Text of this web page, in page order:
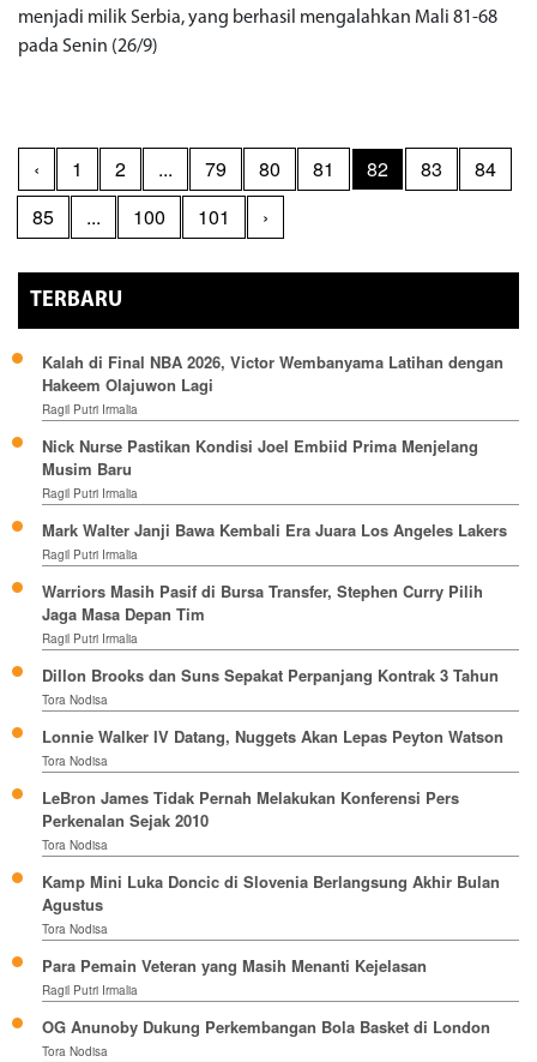
menjadi milik Serbia, yang berhasil mengalahkan Mali 81-68
pada Senin (26/9)
‹ 1 2 ... 79 80 81 82 83
84
85
... 100 101 ›
TERBARU
Kalah di Final NBA 2026, Victor Wembanyama Latihan dengan
Hakeem Olajuwon Lagi
Ragil Putri Irmalia
Nick Nurse Pastikan Kondisi Joel Embiid Prima Menjelang
Musim Baru
Ragil Putri Irmalia
Mark Walter Janji Bawa Kembali Era Juara Los Angeles Lakers
Ragil Putri Irmalia
Warriors Masih Pasif di Bursa Transfer, Stephen Curry Pilih
Jaga Masa Depan Tim
Ragil Putri Irmalia
Dillon Brooks dan Suns Sepakat Perpanjang Kontrak 3 Tahun
Tora Nodisa
Lonnie Walker IV Datang, Nuggets Akan Lepas Peyton Watson
Tora Nodisa
LeBron James Tidak Pernah Melakukan Konferensi Pers
Perkenalan Sejak 2010
Tora Nodisa
Kamp Mini Luka Doncic di Slovenia Berlangsung Akhir Bulan
Agustus
Tora Nodisa
Para Pemain Veteran yang Masih Menanti Kejelasan
Ragil Putri Irmalia
OG Anunoby Dukung Perkembangan Bola Basket di London
Tora Nodisa